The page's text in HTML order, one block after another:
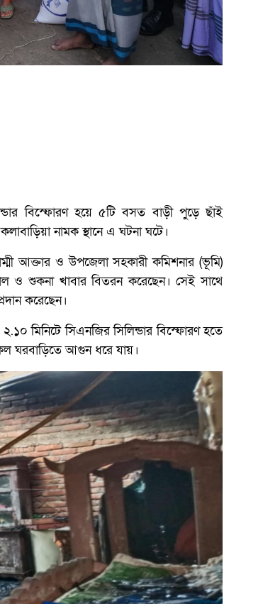
বিস্ফোরণ হয়ে ৫টি বসত বাড়ী পুড়ে ছাঁই
নামক স্থানে এ ঘটনা ঘটে।
আক্তার ও উপজেলা সহকারী কমিশনার (ভূমি)
ও শুকনা খাবার বিতরন করেছেন। সেই সাথে
করেছেন।
মিনিটে সিএনজির সিলিন্ডার বিস্ফোরণ হতে
ঘরবাড়িতে আগুন ধরে যায়।